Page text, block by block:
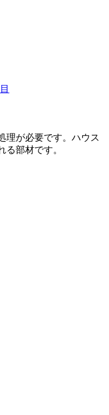
理が必要です。ハウス
る部材です。